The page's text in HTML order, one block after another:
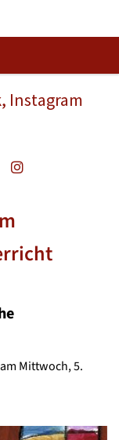
Instagram
Mittwoch, 5.